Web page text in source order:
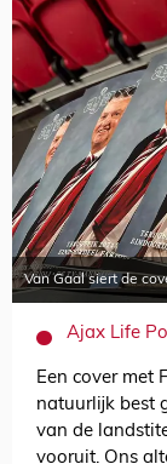
Van Gaal siert de
Ajax Life
Een cover met
natuurlijk best
van de
vooruit. Ons